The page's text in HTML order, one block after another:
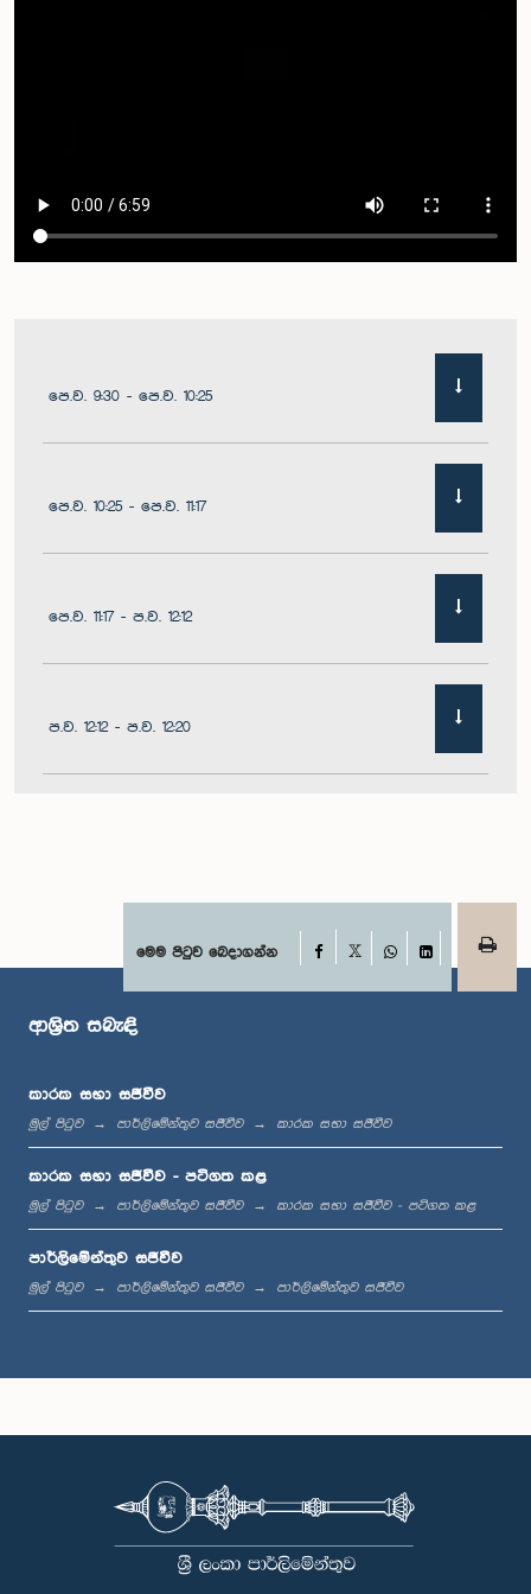
පෙ.ව. 9:30 - පෙ.ව. 10:25
පෙ.ව. 10:25 - පෙ.ව. 11:17
පෙ.ව. 11:17 - ප.ව. 12:12
ප.ව. 12:12 - ප.ව. 12:20
ප.ව. 1:00 - ප.ව. 1:07
ප.ව. 1:12 - ප.ව. 1:20
ප.ව. 1:20 - ප.ව. 1:31
ප.ව. 1:57 - ප.ව. 2:05
මෙම පිටුව බෙදාගන්න Facebook
WhatsApp
LinkedIn
ආශ්‍රිත සබැඳි
කාරක සභා සජීවීව
මුල් පිටුව පාර්ලිමේන්තුව සජීවීව කාරක සභා සජීවීව
කාරක සභා සජීවීව - පටිගත කළ
මුල් පිටුව පාර්ලිමේන්තුව සජීවීව කාරක සභා සජීවීව - පටිගත කළ
පාර්ලිමේන්තුව සජීවීව
මුල් පිටුව පාර්ලිමේන්තුව සජීවීව පාර්ලිමේන්තුව සජීවීව